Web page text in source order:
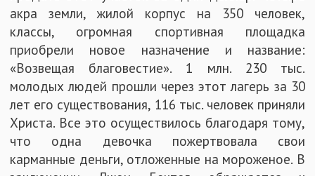
акра земли, жилой корпус на 350 человек,
классы, огромная спортивная площадка
приобрели новое назначение и название:
«Возвещая благовестие». 1 млн. 230 тыс.
молодых людей прошли через этот лагерь за 30
лет его существования, 116 тыс. человек приняли
Христа. Все это осуществилось благодаря тому,
что одна девочка пожертвовала свои
карманные деньги, отложенные на мороженое. В